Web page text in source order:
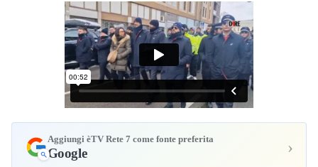
Aggiungi èTV Rete 7 come fonte preferita
Google ›